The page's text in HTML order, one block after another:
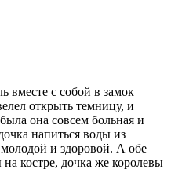
вместе с собой в замок
открыть темницу, и
она совсем больная и
напиться воды из
молодой и здоровой. А обе
костре, дочка же королевы